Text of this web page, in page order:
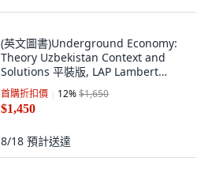
(英文圖書)Underground Economy:
Theory Uzbekistan Context and
Solutions 平裝版, LAP Lambert
Academic Publis..., 英文
首購折扣價 12%$1,650
$1,450
8/18 預計送達